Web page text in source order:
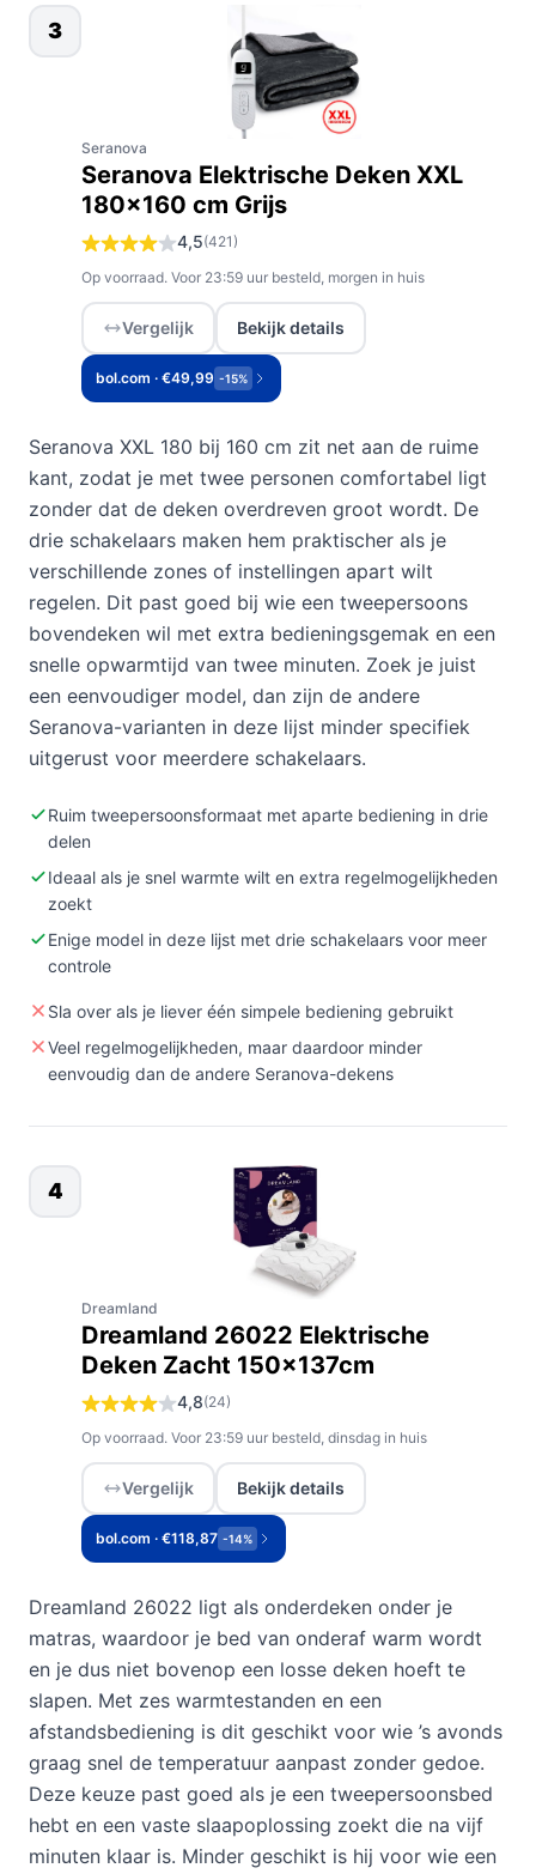
3
Seranova
Seranova Elektrische Deken XXL
180x160 cm Grijs
4,5(421)
Op voorraad. Voor 23:59 uur besteld, morgen in huis
Vergelijk Bekijk details
bol.com · €49,99 -15%
Seranova XXL 180 bij 160 cm zit net aan de ruime
kant, zodat je met twee personen comfortabel ligt
zonder dat de deken overdreven groot wordt. De
drie schakelaars maken hem praktischer als je
verschillende zones of instellingen apart wilt
regelen. Dit past goed bij wie een tweepersoons
bovendeken wil met extra bedieningsgemak en een
snelle opwarmtijd van twee minuten. Zoek je juist
een eenvoudiger model, dan zijn de andere
Seranova-varianten in deze lijst minder specifiek
uitgerust voor meerdere schakelaars.
Ruim tweepersoonsformaat met aparte bediening in drie
delen
Ideaal als je snel warmte wilt en extra regelmogelijkheden
zoekt
Enige model in deze lijst met drie schakelaars voor meer
controle
Sla over als je liever één simpele bediening gebruikt
Veel regelmogelijkheden, maar daardoor minder
eenvoudig dan de andere Seranova-dekens
4
Dreamland
Dreamland 26022 Elektrische
Deken Zacht 150x137cm
4,8(24)
Op voorraad. Voor 23:59 uur besteld, dinsdag in huis
Vergelijk Bekijk details
bol.com · €118,87 -14%
Dreamland 26022 ligt als onderdeken onder je
matras, waardoor je bed van onderaf warm wordt
en je dus niet bovenop een losse deken hoeft te
slapen. Met zes warmtestanden en een
afstandsbediening is dit geschikt voor wie ’s avonds
graag snel de temperatuur aanpast zonder gedoe.
Deze keuze past goed als je een tweepersoonsbed
hebt en een vaste slaapoplossing zoekt die na vijf
minuten klaar is. Minder geschikt is hij voor wie een